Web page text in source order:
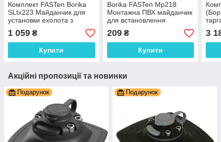
Комплект FASTen Borika
SLtx223 Майданчик для
установки ехолота з
набором для кріплення на
ліктрос човни ПВХ
1 059 ₴
Купити
Borika FASTen Mp218
Монтажна ПВХ майданчик
для встановлення
компактного замку Fs218
на човен ПВХ
209₴
Купити
на
3
Акційні пропозиції та новинки
Подарунок Подарунок